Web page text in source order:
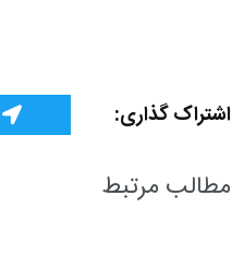
اشتراک گذاری:
مطالب مرتبط